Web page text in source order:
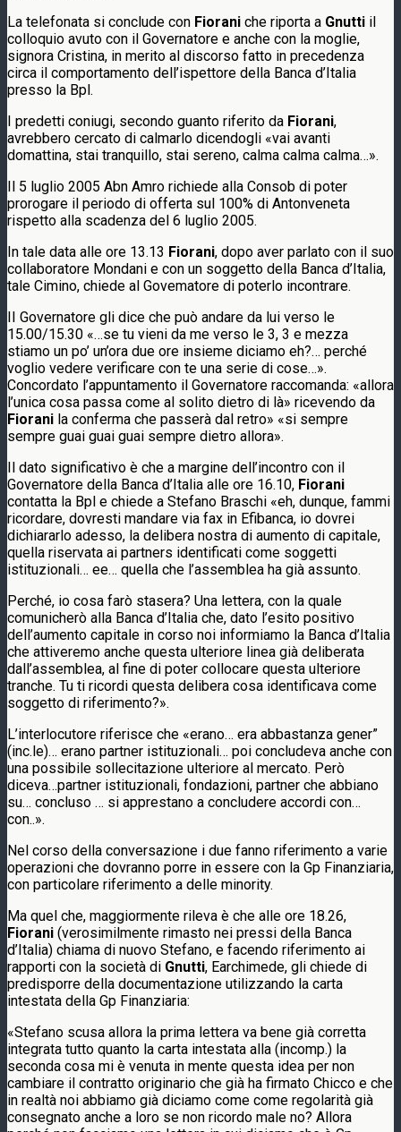
La telefonata si conclude con Fiorani che riporta a Gnutti il
colloquio avuto con il Governatore e anche con la moglie,
signora Cristina, in merito al discorso fatto in precedenza
circa il comportamento dell’ispettore della Banca d’Italia
presso la Bpl.
I predetti coniugi, secondo guanto riferito da Fiorani,
avrebbero cercato di calmarlo dicendogli «vai avanti
domattina, stai tranquillo, stai sereno, calma calma calma…».
Il 5 luglio 2005 Abn Amro richiede alla Consob di poter
prorogare il periodo di offerta sul 100% di Antonveneta
rispetto alla scadenza del 6 luglio 2005.
In tale data alle ore 13.13 Fiorani, dopo aver parlato con il suo
collaboratore Mondani e con un soggetto della Banca d’Italia,
tale Cimino, chiede al Govematore di poterlo incontrare.
II Governatore gli dice che può andare da lui verso le
15.00/15.30 «…se tu vieni da me verso le 3, 3 e mezza
stiamo un po’ un’ora due ore insieme diciamo eh?… perché
voglio vedere verificare con te una serie di cose…».
Concordato l’appuntamento il Governatore raccomanda: «allora
l’unica cosa passa come al solito dietro di là» ricevendo da
Fiorani la conferma che passerà dal retro» «si sempre
sempre guai guai guai sempre dietro allora».
Il dato significativo è che a margine dell’incontro con il
Governatore della Banca d’Italia alle ore 16.10, Fiorani
contatta la Bpl e chiede a Stefano Braschi «eh, dunque, fammi
ricordare, dovresti mandare via fax in Efibanca, io dovrei
dichiararlo adesso, la delibera nostra di aumento di capitale,
quella riservata ai partners identificati come soggetti
istituzionali… ee… quella che l’assemblea ha già assunto.
Perché, io cosa farò stasera? Una lettera, con la quale
comunicherò alla Banca d’Italia che, dato l’esito positivo
dell’aumento capitale in corso noi informiamo la Banca d’Italia
che attiveremo anche questa ulteriore linea già deliberata
dall’assemblea, al fine di poter collocare questa ulteriore
tranche. Tu ti ricordi questa delibera cosa identificava come
soggetto di riferimento?».
L’interlocutore riferisce che «erano… era abbastanza gener”
(inc.le)… erano partner istituzionali… poi concludeva anche con
una possibile sollecitazione ulteriore al mercato. Però
diceva…partner istituzionali, fondazioni, partner che abbiano
su… concluso … si apprestano a concludere accordi con…
con..».
Nel corso della conversazione i due fanno riferimento a varie
operazioni che dovranno porre in essere con la Gp Finanziaria,
con particolare riferimento a delle minority.
Ma quel che, maggiormente rileva è che alle ore 18.26,
Fiorani (verosimilmente rimasto nei pressi della Banca
d’Italia) chiama di nuovo Stefano, e facendo riferimento ai
rapporti con la società di Gnutti, Earchimede, gli chiede di
predisporre della documentazione utilizzando la carta
intestata della Gp Finanziaria:
«Stefano scusa allora la prima lettera va bene già corretta
integrata tutto quanto la carta intestata alla (incomp.) la
seconda cosa mi è venuta in mente questa idea per non
cambiare il contratto originario che già ha firmato Chicco e che
in realtà noi abbiamo già diciamo come come regolarità già
consegnato anche a loro se non ricordo male no? Allora